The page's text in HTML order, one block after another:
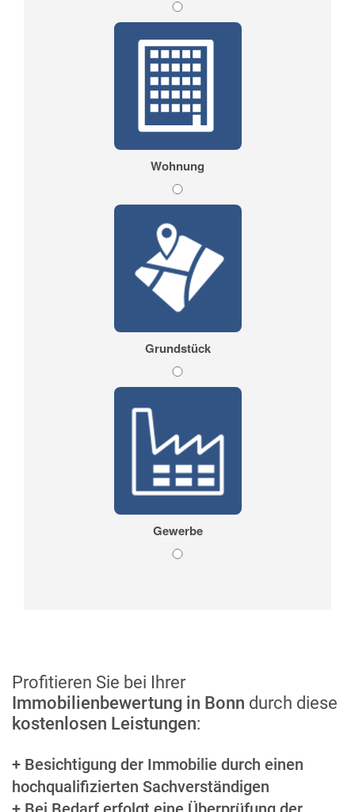
Profitieren Sie bei Ihrer
Immobilienbewertung in Bonn durch diese
kostenlosen Leistungen:
+ Besichtigung der Immobilie durch einen
hochqualifizierten Sachverständigen